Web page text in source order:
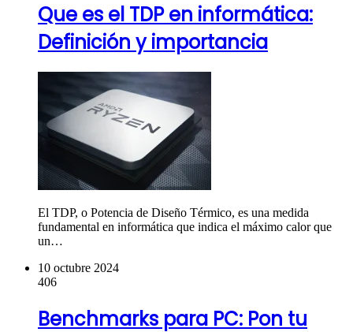
Que es el TDP en informática:
Definición y importancia
El TDP, o Potencia de Diseño Térmico, es una medida
fundamental en informática que indica el máximo calor que
un…
10 octubre 2024
406
Benchmarks para PC: Pon tu